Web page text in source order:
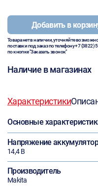
Добавить в
Товара нет в наличии, уточняйте
поставки под заказ по телефону+7 (3822)
по кнопке "Заказать звонок"
Наличие в магазинах
Характеристики
Основные
Напряжение
14,4 В
Производитель
Makita